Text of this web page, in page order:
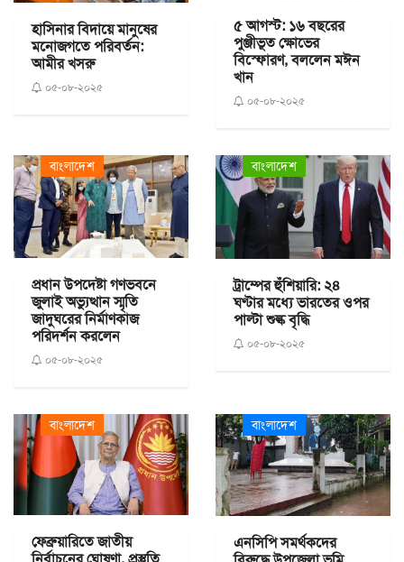
হাসিনার বিদায়ে মানুষের
মনোজগতে পরিবর্তন:
আমীর খসরু
০৫-০৮-২০২৫
৫ আগস্ট: ১৬ বছরের
পুঞ্জীভূত ক্ষোভের
বিস্ফোরণ, বললেন মঈন
খান
০৫-০৮-২০২৫
বাংলাদেশ
প্রধান উপদেষ্টা গণভবনে
জুলাই অভ্যুত্থান স্মৃতি
জাদুঘরের নির্মাণকাজ
পরিদর্শন করলেন
০৫-০৮-২০২৫
বাংলাদেশ
ট্রাম্পের হুঁশিয়ারি: ২৪
ঘণ্টার মধ্যে ভারতের ওপর
পাল্টা শুল্ক বৃদ্ধি
০৫-০৮-২০২৫
বাংলাদেশ
ফেব্রুয়ারিতে জাতীয়
বাংলাদেশ
এনসিপি সমর্থকদের